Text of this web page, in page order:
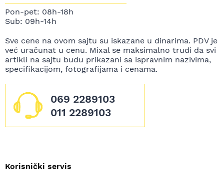
Pon-pet: 08h-18h
Sub: 09h-14h
Sve cene na ovom sajtu su iskazane u dinarima. PDV je
već uračunat u cenu. Mixal se maksimalno trudi da svi
artikli na sajtu budu prikazani sa ispravnim nazivima,
specifikacijom, fotografijama i cenama.
069 2289103
011 2289103
Korisnički servis